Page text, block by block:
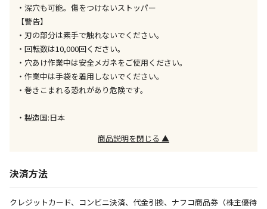
※電話注文はできません。
宅配のみでお届けする商品です（店舗受取は選択でき
ません）
※「宅配・店舗受取」「宅配のみ」マークの商品のみ
同時購入が可能です
午前9時までのご注文確定した商品については、当日に
ただし、メーカーの営業日に基づき出荷手続きを行う
また、日曜・祝日や年末年始などの長期休業期間中
設置工事代金も含まれた商品です
・深穴も可能。傷をつけないストッパー
【警告】
・刃の部分は素手で触れないでください。
・回転数は10,000回ください。
・穴あけ作業中は安全メガネをご使用ください。
・作業中は手袋を着用しないでください。
・巻きこまれる恐れがあり危険です。
・製造国:日本
商品説明を閉じる ▲
決済方法
クレジットカード、コンビニ決済、代金引換、ナフコ商品券（株主優待